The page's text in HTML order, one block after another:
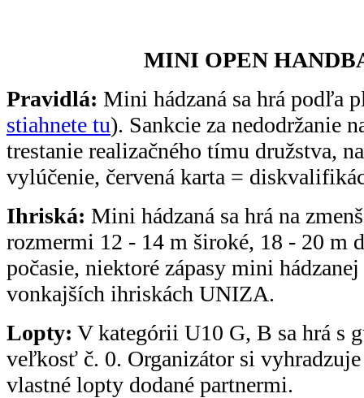
MINI OPEN
Pravidlá: Mini hádzaná sa hrá podľa
stiahnete tu). Sankcie za nedodržanie
trestanie realizačného tímu družstva,
vylúčenie, červená karta =
Ihriská: Mini hádzaná sa hrá na
rozmermi 12 - 14 m široké, 18 - 20 m
počasie, niektoré zápasy mini
vonkajších ihriskách UNIZA.
Lopty: V kategórii U10 G, B sa hrá s
veľkosť č. 0. Organizátor si
vlastné lopty dodané partnermi.